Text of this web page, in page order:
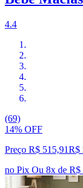
4.4
(69)
14% OFF
Preço R$ 515,91R$
no Pix Ou 8x de R$